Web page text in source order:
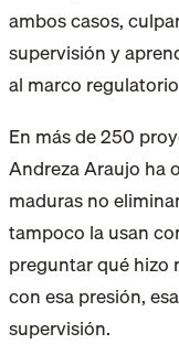
ambos casos,
supervisión y
al marco
En más de 250
Andreza Araujo ha
maduras no
tampoco la usan
preguntar qué hizo
con esa presión,
supervisión.